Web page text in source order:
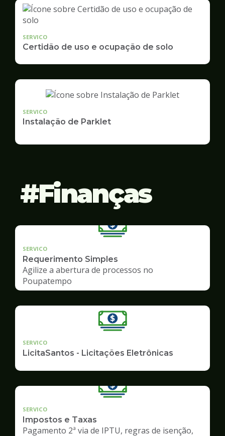
SERVICO
Certidão de uso e ocupação de solo
SERVICO
Instalação de Parklet
Finanças
SERVICO
Requerimento Simples
Agilize a abertura de processos no
Poupatempo
SERVICO
LicitaSantos - Licitações Eletrônicas
SERVICO
Impostos e Taxas
Pagamento 2ª via de IPTU, regras de isenção,